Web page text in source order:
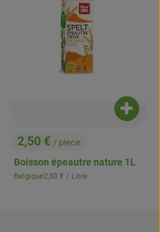
le produit au panier
, Prix:
2,50 € / piece
Boisson épeautre nature 1L
, Origine:
Belgique, Prix de référence:
2,50 € / Litre